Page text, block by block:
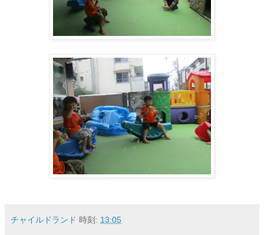
チャイルドランド 時刻: 13:05